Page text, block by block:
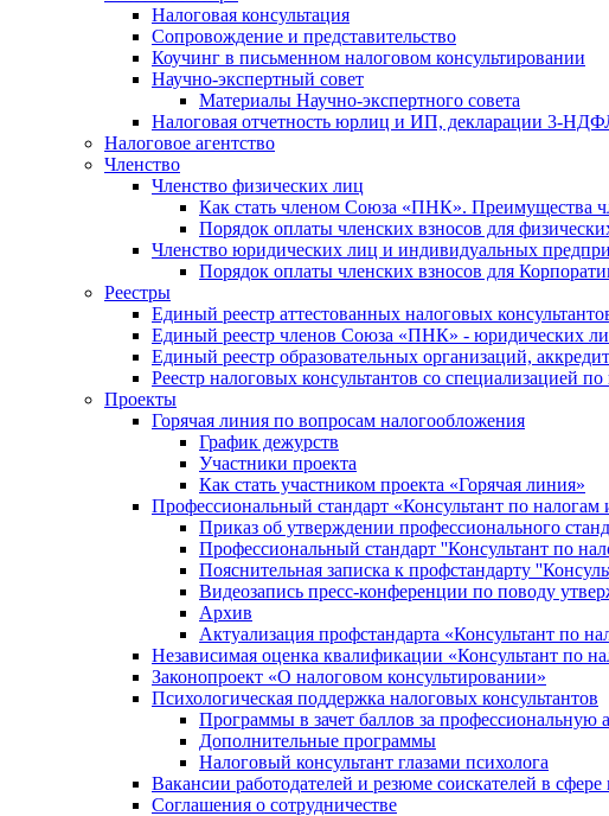
Налоговая консультация
Cопровождение и представительство
Коучинг в письменном налоговом консультировании
Научно-экспертный совет
Материалы Научно-экспертного совета
Налоговая отчетность юрлиц и ИП, декларации 3-
Налоговое агентство
Членство
Членство физических лиц
Как стать членом Союза «ПНК». Преимущества
Порядок оплаты членских взносов для
Членство юридических лиц и индивидуальных
Порядок оплаты членских взносов для
Реестры
Единый реестр аттестованных налоговых
Единый реестр членов Союза «ПНК» - юридических
Единый реестр образовательных организаций,
Реестр налоговых консультантов со специализацией
Проекты
Горячая линия по вопросам налогообложения
График дежурств
Участники проекта
Как стать участником проекта «Горячая линия»
Профессиональный стандарт «Консультант по налогам
Приказ об утверждении профессионального
Профессиональный стандарт ''Консультант по
Пояснительная записка к профстандарту
Видеозапись пресс-конференции по поводу
Архив
Актуализация профстандарта «Консультант по
Независимая оценка квалификации «Консультант по
Законопроект «О налоговом консультировании»
Психологическая поддержка налоговых консультантов
Программы в зачет баллов за профессиональную
Дополнительные программы
Налоговый консультант глазами психолога
Вакансии работодателей и резюме соискателей в сфере
Соглашения о сотрудничестве